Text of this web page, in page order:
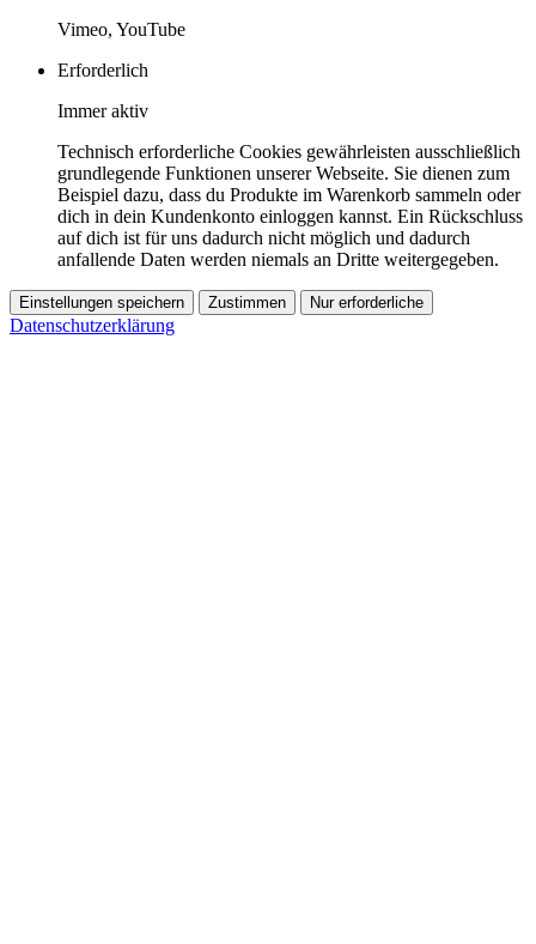
Vimeo, YouTube
Erforderlich
Immer aktiv
Technisch erforderliche Cookies gewährleisten ausschließlich
grundlegende Funktionen unserer Webseite. Sie dienen zum
Beispiel dazu, dass du Produkte im Warenkorb sammeln oder
dich in dein Kundenkonto einloggen kannst. Ein Rückschluss
auf dich ist für uns dadurch nicht möglich und dadurch
anfallende Daten werden niemals an Dritte weitergegeben.
Einstellungen speichern Zustimmen Nur erforderliche
Datenschutzerklärung